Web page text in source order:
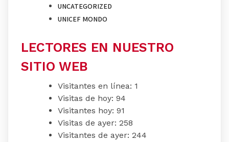
UNCATEGORIZED
UNICEF MONDO
LECTORES EN NUESTRO
SITIO WEB
Visitantes en línea: 1
Visitas de hoy: 94
Visitantes hoy: 91
Visitas de ayer: 258
Visitantes de ayer: 244